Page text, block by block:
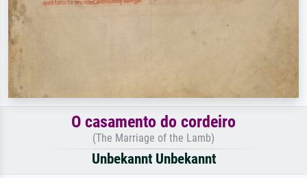
O casamento do cordeiro
(The Marriage of the Lamb)
Unbekannt Unbekannt